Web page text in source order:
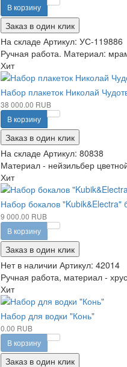
В корзину
Заказ в один клик
На складе Артикул: УС-119886
Ручная работа. Материал:
Хит
Набор плакеток Николай
38 000.00 RUB
В корзину
Заказ в один клик
На складе Артикул: 80838
Материал - нейзильбер
Хит
Набор бокалов "Kubik&Electra"
9 000.00 RUB
В корзину
Заказ в один клик
Нет в наличии Артикул: 42014
Ручная работа, материал -
Хит
Набор для водки "Конь"
0.00 RUB
В корзину
Заказ в один клик